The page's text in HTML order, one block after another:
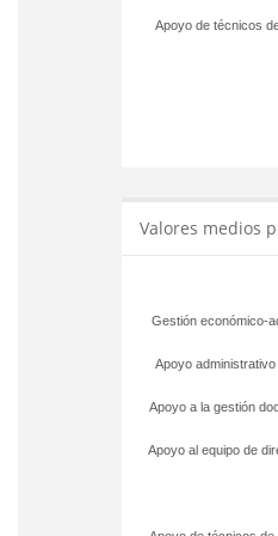
Apoyo de técnicos
Valores medios
Apoyo al equipo de
Apoyo a la gestión
Apoyo administrativo
Gestión económico-